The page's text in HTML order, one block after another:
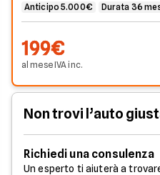
Anticipo 5.000€ Durata 36
199€
al meseIVAinc.
Non trovi l’auto
Richiedi una consulenza
Un esperto ti aiuterà a